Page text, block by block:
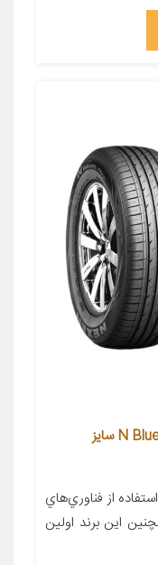
لاستیک خودرو نکسن مدل N Blue HD Plus سایز
از فناوري‌هاي
اين برند اولين